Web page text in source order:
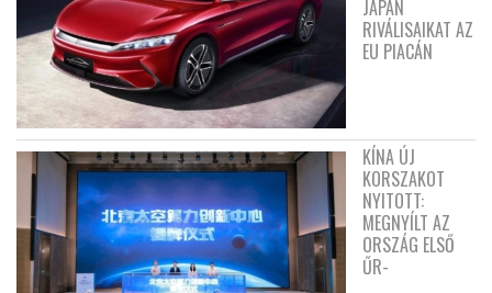
JAPÁN
RIVÁLISAIKAT AZ
EU PIACÁN
KÍNA ÚJ
KORSZAKOT
NYITOTT:
MEGNYÍLT AZ
ORSZÁG ELSŐ
ŰR-